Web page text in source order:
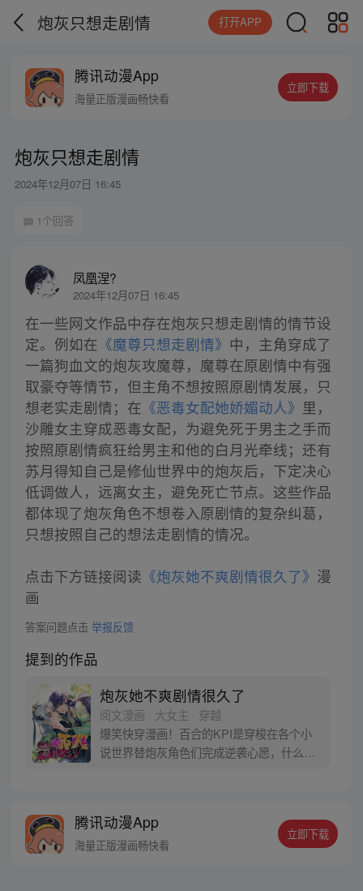
炮灰只想走剧情 打开APP
腾讯动漫App
海量正版漫画畅快看
立即下载
炮灰只想走剧情
2024年12月07日 16:45
1个回答
凤凰涅?
2024年12月07日 16:45
在一些网文作品中存在炮灰只想走剧情的情节设
定。例如在 《魔尊只想走剧情》 中，主角穿成了
一篇狗血文的炮灰攻魔尊，魔尊在原剧情中有强
取豪夺等情节，但主角不想按照原剧情发展，只
想老实走剧情；在 《恶毒女配她娇媚动人》 里，
沙雕女主穿成恶毒女配，为避免死于男主之手而
按照原剧情疯狂给男主和他的白月光牵线；还有
苏月得知自己是修仙世界中的炮灰后，下定决心
低调做人，远离女主，避免死亡节点。这些作品
都体现了炮灰角色不想卷入原剧情的复杂纠葛，
只想按照自己的想法走剧情的情况。
点击下方链接阅读 《炮灰她不爽剧情很久了》 漫
画
答案问题点击 举报反馈
提到的作品
炮灰她不爽剧情很久了
阅文漫画 · 大女主 · 穿越
爆笑快穿漫画！百合的KPI是穿梭在各个小
说世界替炮灰角色们完成逆袭心愿，什么渣
腾讯动漫App
海量正版漫画畅快看
立即下载